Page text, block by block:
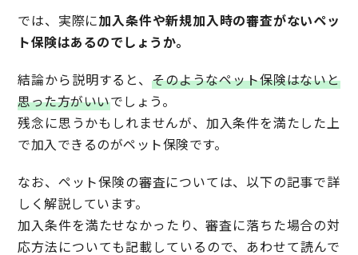
では、実際に加入条件や新規加入時の審査がないペッ
ト保険はあるのでしょうか。
結論から説明すると、 そのようなペット保険はないと
思った方がいいでしょう。
残念に思うかもしれませんが、加入条件を満たした上
で加入できるのがペット保険です。
なお、ペット保険の審査については、以下の記事で詳
しく解説しています。
加入条件を満たせなかったり、審査に落ちた場合の対
応方法についても記載しているので、あわせて読んで